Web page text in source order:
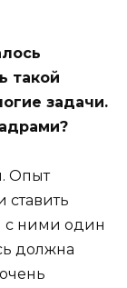
такой
задачи.
Опыт
ставить
с ними один
должна